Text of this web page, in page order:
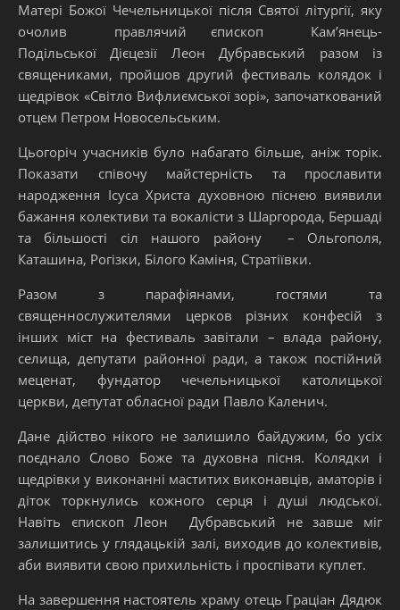
Матері Божої Чечельницької після Святої літургії, яку
очолив правлячий єпископ Кам’янець-
Подільської Дієцезії Леон Дубравський разом із
священиками, пройшов другий фестиваль колядок і
щедрівок «Світло Вифлиємської зорі», започаткований
отцем Петром Новосельським.
Цьогоріч учасників було набагато більше, аніж торік.
Показати співочу майстерність та прославити
народження Ісуса Христа духовною піснею виявили
бажання колективи та вокалісти з Шаргорода, Бершаді
та більшості сіл нашого району – Ольгополя,
Каташина, Рогізки, Білого Каміня, Стратіївки.
Разом з парафіянами, гостями та
священнослужителями церков різних конфесій з
інших міст на фестиваль завітали – влада району,
селища, депутати районної ради, а також постійний
меценат, фундатор чечельницької католицької
церкви, депутат обласної ради Павло Каленич.
Дане дійство нікого не залишило байдужим, бо усіх
поєднало Слово Боже та духовна пісня. Колядки і
щедрівки у виконанні маститих виконавців, аматорів і
діток торкнулись кожного серця і душі людської.
Навіть єпископ Леон Дубравський не завше міг
залишитись у глядацькій залі, виходив до колективів,
аби виявити свою прихильність і проспівати куплет.
На завершення настоятель храму отець Граціан Дядюк